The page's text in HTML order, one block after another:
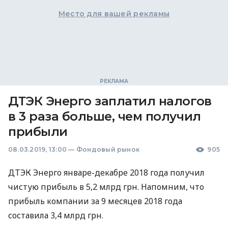
Место для вашей рекламы
ДТЭК Энерго заплатил налогов
в 3 раза больше, чем получил
прибыли
08.03.2019, 13:00 — Фондовый рынок 905
ДТЭКЭнерго январе-декабре 2018 года получил
чистую прибыль в 5,2 млрд грн. Напомним, что
прибыль компании за 9 месяцев 2018 года
составила 3,4 млрд грн.